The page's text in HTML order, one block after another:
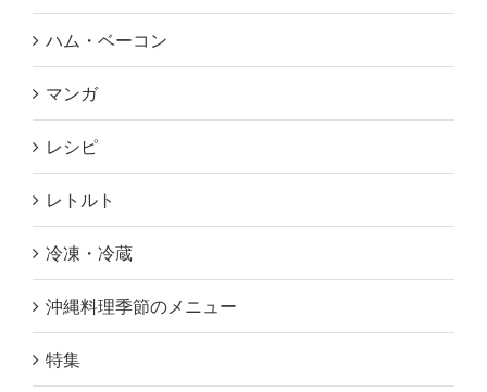
ハム・ベーコン
マンガ
レシピ
レトルト
冷凍・冷蔵
沖縄料理季節のメニュー
特集